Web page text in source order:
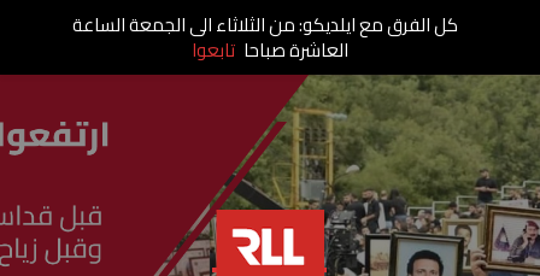
كل الفرق مع ايلديكو: من الثلاثاء الى الجمعة الساعة
العاشرة صباحا تابعوا